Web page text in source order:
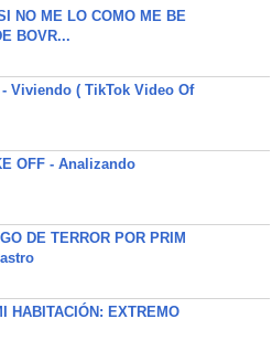
NO ME LO COMO ME BE
BOVR...
Viviendo ( TikTok Video Of
OFF - Analizando
DE TERROR POR PRIM
HABITACIÓN: EXTREMO